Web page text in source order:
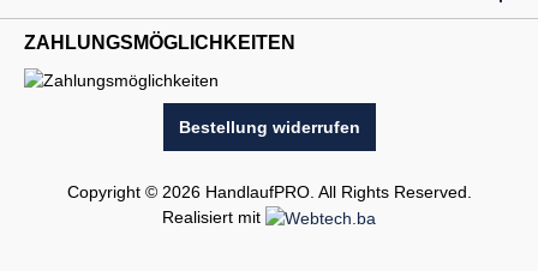
ZAHLUNGSMÖGLICHKEITEN
Bestellung widerrufen
Copyright © 2026 HandlaufPRO. All Rights Reserved.
Realisiert mit